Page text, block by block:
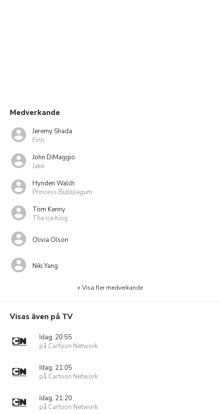
Medverkande
Jeremy Shada
Finn
John DiMaggio
Jake
Hynden Walch
Princess Bubblegum
Tom Kenny
The Ice King
Olivia Olson
Niki Yang
+ Visa fler medverkande
Visas även på TV
Idag, 20:55
på Cartoon Network
Idag, 21:05
på Cartoon Network
Idag, 21:20
på Cartoon Network